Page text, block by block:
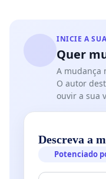
INICIE A
Quer
A mudança
O autor
ouvir a sua
Descreva a
Potenciado